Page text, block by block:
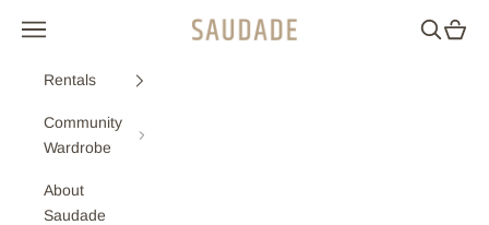
Saudade
Navigation menu Search
Cart
Rentals
Community
Wardrobe
About
Saudade